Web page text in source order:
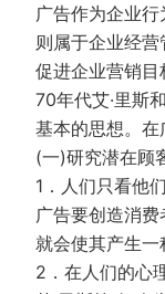
广告作为企业
则属于企业经
促进企业营销
70年代艾·里斯
基本的思想。在
(一)研究潜在顾
1．人们只看他
广告要创造消
就会使其产生
2．在人们的心